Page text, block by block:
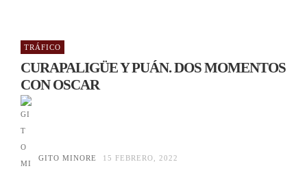
TRÁFICO
CURAPALIGÜE Y PUÁN. DOS MOMENTOS
CON OSCAR
GITO MINORE 15 FEBRERO, 2022